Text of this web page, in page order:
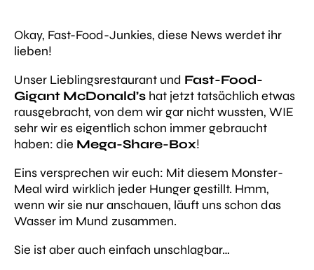
Okay, Fast-Food-Junkies, diese News werdet ihr
lieben!
Unser Lieblingsrestaurant und Fast-Food-
Gigant McDonald’s hat jetzt tatsächlich etwas
rausgebracht, von dem wir gar nicht wussten, WIE
sehr wir es eigentlich schon immer gebraucht
haben: die Mega-Share-Box!
Eins versprechen wir euch: Mit diesem Monster-
Meal wird wirklich jeder Hunger gestillt. Hmm,
wenn wir sie nur anschauen, läuft uns schon das
Wasser im Mund zusammen.
Sie ist aber auch einfach unschlagbar…